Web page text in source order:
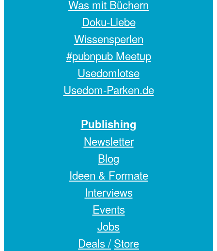
Was mit Büchern
Doku-Liebe
Wissensperlen
#pubnpub Meetup
Usedomlotse
Usedom-Parken.de
Publishing
Newsletter
Blog
Ideen & Formate
Interviews
Events
Jobs
Deals / Store